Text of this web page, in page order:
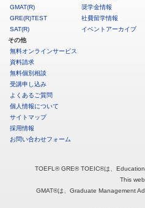
GMAT(R)
GRE(R)TEST
SAT(R)
奨学金情報
社費留学情報
イベントアーカイブ
その他
無料オンラインサービス
資料請求
無料個別相談
受講申し込み
よくあるご質問
個人情報について
サイトマップ
採用情報
お問い合わせフォーム
TOEFL® GRE® TOEIC®は、
This
GMAT®は、Graduate Management